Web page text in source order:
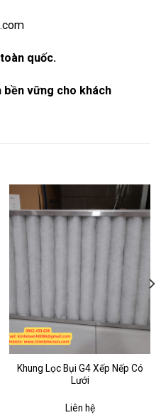
quốc.
bền vững cho khách
Khung Lọc Bụi G4 Xếp Nếp Có
Lưới
Liên hệ